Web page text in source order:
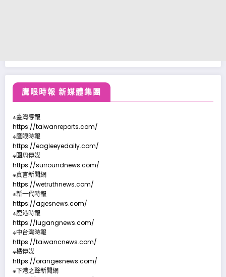
鷹眼時報 新媒體集團
※臺灣導報
https://taiwanreports.com/
※鷹眼時報
https://eagleeyedaily.com/
※圓周傳媒
https://surroundnews.com/
※真言新聞網
https://wetruthnews.com/
※新一代時報
https://agesnews.com/
※鹿港時報
https://lugangnews.com/
※中台灣時報
https://taiwancnews.com/
※橘傳媒
https://orangesnews.com/
※下港之聲新聞網